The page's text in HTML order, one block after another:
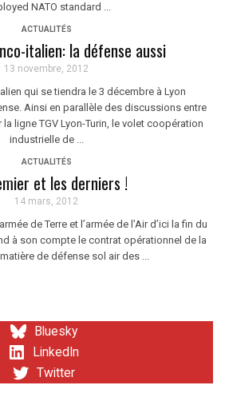
NATO standard ...
ACTUALITÉS
italien: la défense aussi
13 novembre, 2012
qui se tiendra le 3 décembre à Lyon
Ainsi en parallèle des discussions entre
la ligne TGV Lyon-Turin, le volet coopération
industrielle de ...
ACTUALITÉS
et les derniers !
14 mars, 2012
de Terre et l’armée de l’Air d’ici la fin du
à son compte le contrat opérationnel de la
de défense sol air des ...
Bluesky
LinkedIn
Twitter